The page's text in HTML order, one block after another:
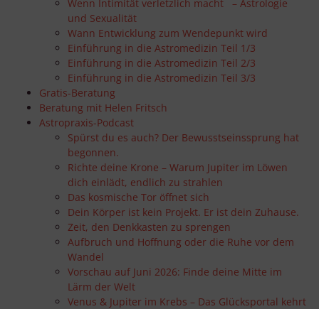
Wenn Intimität verletzlich macht – Astrologie
und Sexualität
Wann Entwicklung zum Wendepunkt wird
Einführung in die Astromedizin Teil 1/3
Einführung in die Astromedizin Teil 2/3
Einführung in die Astromedizin Teil 3/3
Gratis-Beratung
Beratung mit Helen Fritsch
Astropraxis-Podcast
Spürst du es auch? Der Bewusstseinssprung hat
begonnen.
Richte deine Krone – Warum Jupiter im Löwen
dich einlädt, endlich zu strahlen
Das kosmische Tor öffnet sich
Dein Körper ist kein Projekt. Er ist dein Zuhause.
Zeit, den Denkkasten zu sprengen
Aufbruch und Hoffnung oder die Ruhe vor dem
Wandel
Vorschau auf Juni 2026: Finde deine Mitte im
Lärm der Welt
Venus & Jupiter im Krebs – Das Glücksportal kehrt